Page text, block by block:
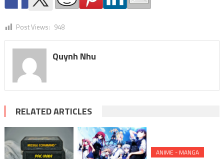
Post Views: 948
Quynh Nhu
RELATED ARTICLES
ANIME - MANGA